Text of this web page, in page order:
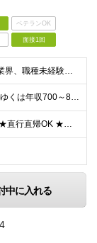
ベテランOK
面接1回
＜学歴不問・第二新卒歓迎！業界、職種未経験歓迎！20代～30代活躍中＞ ★35歳以下の方（若年層の長期キャリア形成を図るため） ★フリーター・正社員未経験・社会人未経験OK ★転職回数が多い方もぜひ
★月収35万円も可能！ ★ゆくゆくは年収700～800万円も！ ★手当が多数あり ・残業手当（100％）★1分単位で支給 ・資格手当（最大月6万円） ・結婚/出産祝金（最大3万円） 【首都圏・北関東
★勤務地は希望を最大限考慮 ★直行直帰OK ★車通勤のエリアもあり ★研修は、下記いずれかの研修センターで行います ・東京校（東京本社とアクセスは同様） ・大阪校（大阪府大阪市中央区道修町 2-1-1
中に入れる